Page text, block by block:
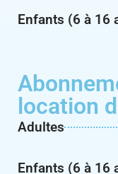
Enfants (6 à 16
location
Adultes
Enfants (6 à 16